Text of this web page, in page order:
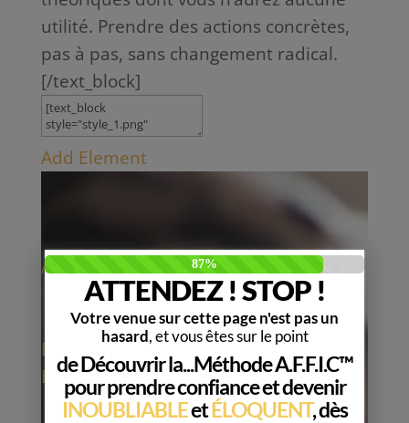
utilité. Prendre des actions concrètes,
pas à pas, sans changement radical.
[/text_block]
Add Element
Add New Row
Edit ElementClone ElementAdvanced
Element OptionsMoveRemove Element